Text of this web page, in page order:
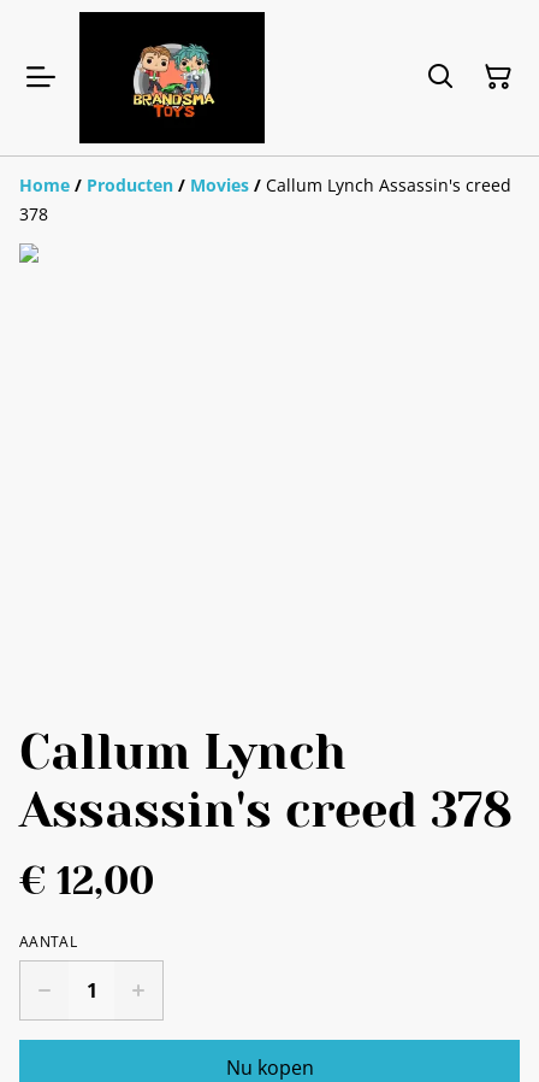
Home / Producten / Movies / Callum Lynch Assassin's creed
378
Callum Lynch
Assassin's creed 378
€ 12,00
AANTAL
Nu kopen